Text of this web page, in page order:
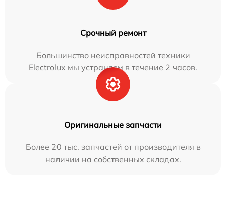
Срочный ремонт
Большинство неисправностей техники
Electrolux мы устраняем в течение 2 часов.
Оригинальные запчасти
Более 20 тыс. запчастей от производителя в
наличии на собственных складах.